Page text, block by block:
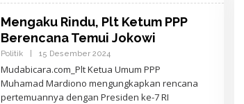
D
E
W
N
T
R
A
Mengaku Rindu, Plt Ketum PPP
Berencana Temui Jokowi
Politik 15 Desember 2024O
E
H
J
Mudabicara.com_Plt Ketua Umum PPP
Muhamad Mardiono mengungkapkan rencana
pertemuannya dengan Presiden ke-7 RI